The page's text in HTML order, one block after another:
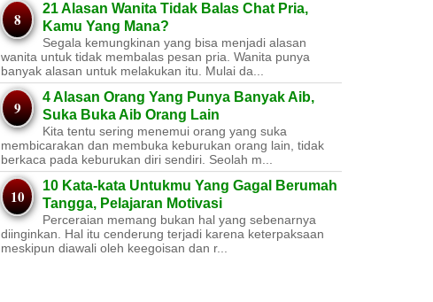
21 Alasan Wanita Tidak Balas Chat Pria,
Kamu Yang Mana?
Segala kemungkinan yang bisa menjadi alasan
wanita untuk tidak membalas pesan pria. Wanita punya
banyak alasan untuk melakukan itu. Mulai da...
4 Alasan Orang Yang Punya Banyak Aib,
Suka Buka Aib Orang Lain
Kita tentu sering menemui orang yang suka
membicarakan dan membuka keburukan orang lain, tidak
berkaca pada keburukan diri sendiri. Seolah m...
10 Kata-kata Untukmu Yang Gagal Berumah
Tangga, Pelajaran Motivasi
Perceraian memang bukan hal yang sebenarnya
diinginkan. Hal itu cenderung terjadi karena keterpaksaan
meskipun diawali oleh keegoisan dan r...